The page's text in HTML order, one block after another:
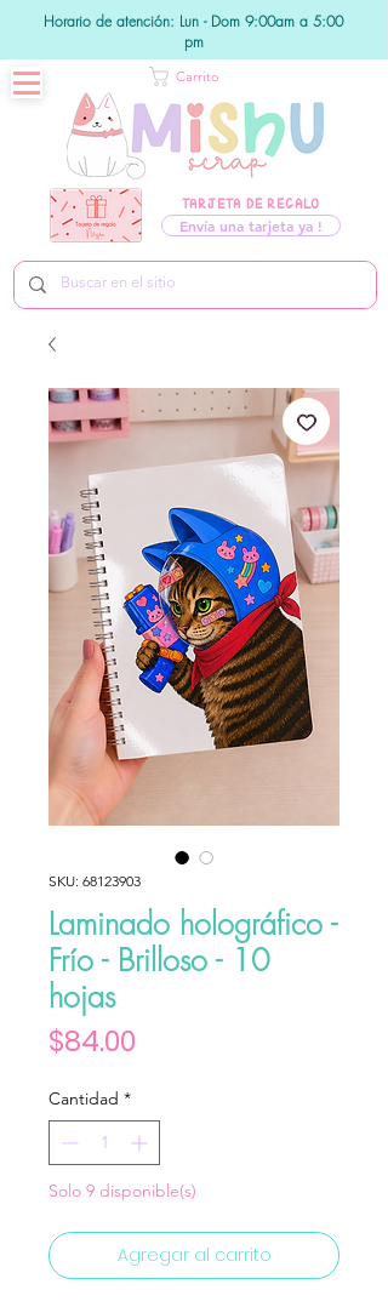
Horario de atención: Lun - Dom 9:00am a 5:00
pm
TARJETA DE REGALO
Envía una tarjeta ya !
Carrito
SKU: 68123903
Laminado holográfico -
Frío - Brilloso - 10
hojas
$84.00
Cantidad *
Solo 9 disponible(s)
Agregar al carrito